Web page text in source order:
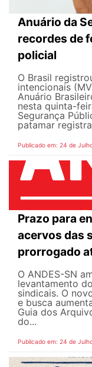
Anuário da
recordes de
policial
O Brasil
intencionais
Anuário
nesta quinta-
Segurança
patamar
Publicado em: 24 de
Prazo para
acervos das
prorrogado
O ANDES-SN
levantamento
sindicais. O
e busca
Guia dos
do...
Publicado em: 24 de